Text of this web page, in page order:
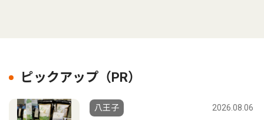
ピックアップ（PR）
八王子 2026.08.06